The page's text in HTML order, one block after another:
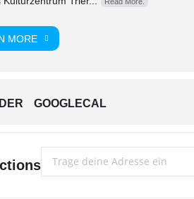
MORE
GOOGLECAL
Address - Karaokeabend @proud []